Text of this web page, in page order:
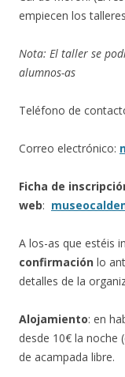
empiecen los
Nota: El taller se
alumnos-as
Teléfono de
Correo electrónico:
Ficha de
web:
A los-as que estéis
confirmación lo
detalles de la
Alojamiento: en
desde 10€ la noche
de acampada libre.